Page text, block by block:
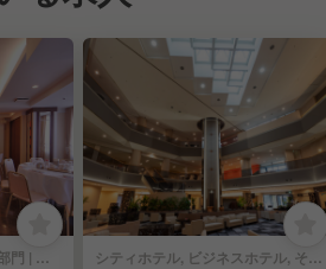
その他ホテル | 宴会・婚礼部門 | 中華料理・中国料理 | 宴会調理 シティホテル, ビジネスホテル, その他ホテル | 宴会・婚礼部門 | 宴会調理